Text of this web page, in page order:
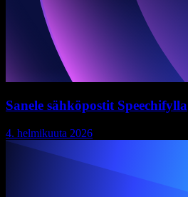
Sanele sähköpostit Speechifylla
4. helmikuuta 2026